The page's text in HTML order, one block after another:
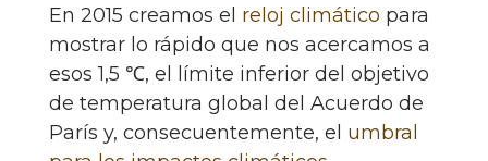
En 2015 creamos el reloj climático para
mostrar lo rápido que nos acercamos a
esos 1,5 ℃, el límite inferior del objetivo
de temperatura global del Acuerdo de
París y, consecuentemente, el umbral